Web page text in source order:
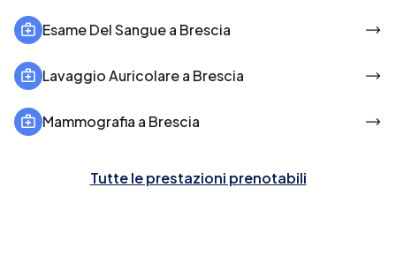
Esame Del Sangue a Brescia
Lavaggio Auricolare a Brescia
Mammografia a Brescia
Tutte le prestazioni prenotabili